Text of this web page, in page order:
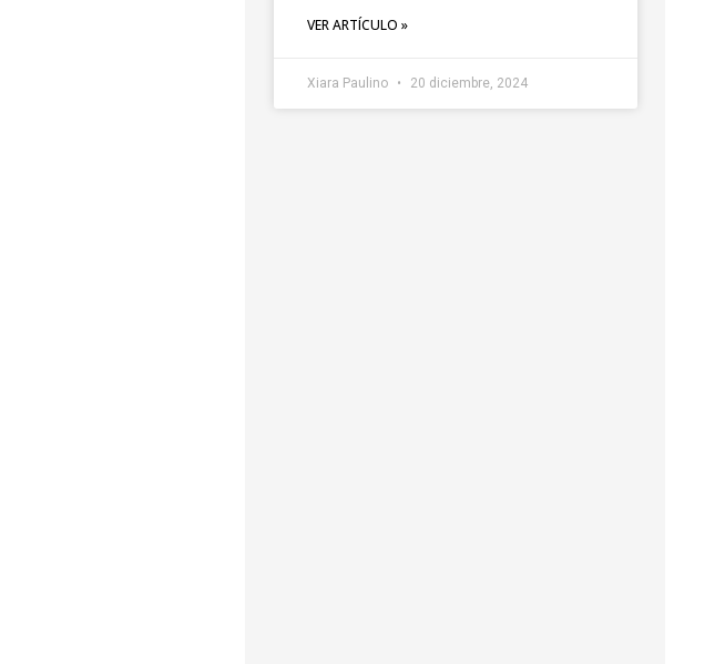
VER ARTÍCULO »
Xiara Paulino 20 diciembre, 2024